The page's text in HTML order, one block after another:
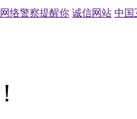
网络警察提醒你 诚信网站 中国
！